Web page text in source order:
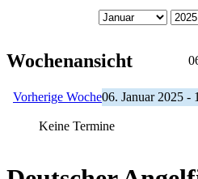
Wochenansicht
Vorherige Woche06. Januar 2025 -
Keine Termine